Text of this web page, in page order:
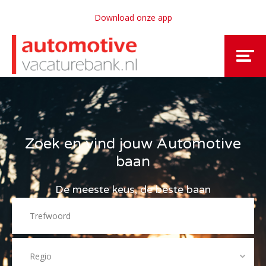
Download onze app
Zoek en vind jouw Automotive
baan
De meeste keus, de beste baan